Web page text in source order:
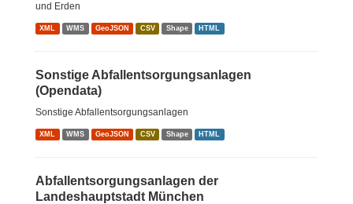
und Erden
XML WMS GeoJSON CSV Shape HTML
Sonstige Abfallentsorgungsanlagen
(Opendata)
Sonstige Abfallentsorgungsanlagen
XML WMS GeoJSON CSV Shape HTML
Abfallentsorgungsanlagen der
Landeshauptstadt München